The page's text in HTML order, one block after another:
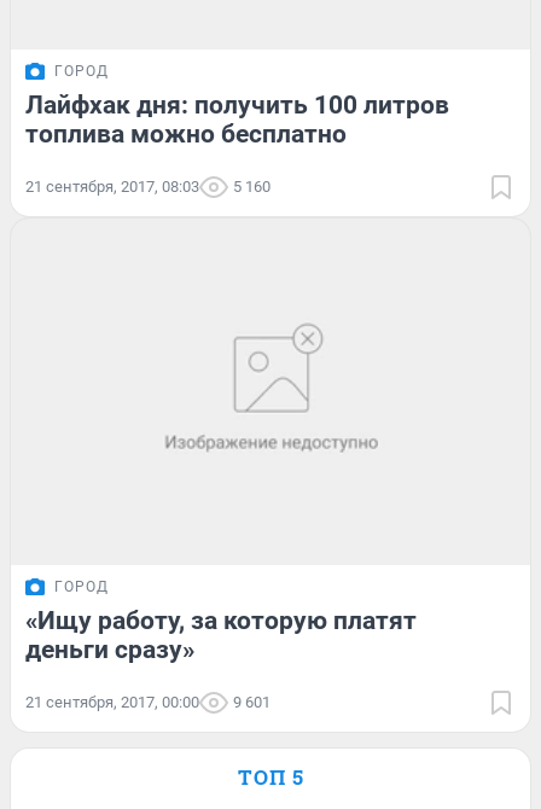
ГОРОД
Лайфхак дня: получить 100 литров
топлива можно бесплатно
21 сентября, 2017, 08:03 5 160
ГОРОД
«Ищу работу, за которую платят
деньги сразу»
21 сентября, 2017, 00:00 9 601
ТОП 5